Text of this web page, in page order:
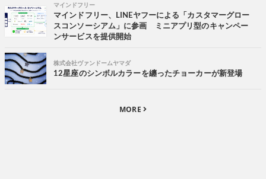
マインドフリー
マインドフリー、LINEヤフーによる「カスタマーグロー
スコンソーシアム」に参画 ミニアプリ型のキャンペー
ンサービスを提供開始
株式会社ヴァンドームヤマダ
12星座のシンボルカラーを纏ったチョーカーが新登場
MORE